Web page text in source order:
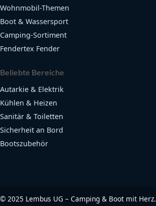
Wohnmobil-Themen
Boot & Wassersport
Camping-Sortiment
Fendertex Fender
Beliebte Bereiche
Autarkie & Elektrik
Kühlen & Heizen
Sanitär & Toiletten
Sicherheit an Bord
Bootszubehör
© 2025 Lembus UG – Camping & Boot mit Herz.